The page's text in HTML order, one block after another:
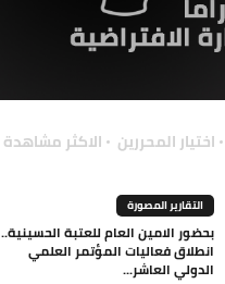
اختيار المحررين الاكثر مشاهدة
التقارير المصورة
بحضور الامين العام للعتبة الحسينية..
انطلاق فعاليات المؤتمر العلمي
الدولي العاشر...